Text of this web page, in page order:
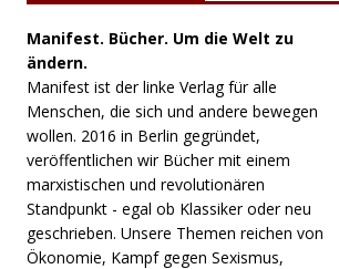
Manifest. Bücher. Um die Welt zu
ändern.
Manifest ist der linke Verlag für alle
Menschen, die sich und andere bewegen
wollen. 2016 in Berlin gegründet,
veröffentlichen wir Bücher mit einem
marxistischen und revolutionären
Standpunkt - egal ob Klassiker oder neu
geschrieben. Unsere Themen reichen von
Ökonomie, Kampf gegen Sexismus,